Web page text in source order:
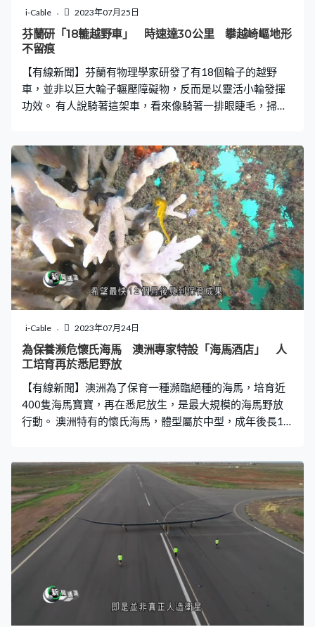
團陰影是行星抑或只是碎石，但已經是至今最接近的證
據，估計到2026年就可以累積足夠數據，斷定它是否真正
的共軌行星。
i-Cable 2023年07月25日
芬蘭研「18轆越野車」 時速達30公里 攀越崎嶇地形
不留痕
【有線新聞】芬蘭有物理學家研發了有18個輪子的越野
車，並非以巨大輪子輾壓障礙物，反而是以靈活小輪發揮
功效。 有人說騎著這架車，看來像騎著一排眼睫毛，掃過
輪也有獨立的懸掛系統，以各自的電動摩打驅動，由控制
中樞協調所有輪，走起來像毛蟲般，但時速達30公里。超
長的懸掛軸可以應付各種起伏，甚至跨過攔路的樹幹，過
程中不用減速。 多輪設計不只令車身保持平穩，對輪下的
自然環境也有好處，因為18個輪子分擔重量，對地面的壓
力較小，不會留下粗暴的胎痕，對自然景觀的破壞減至最
低。 發明這架車的埃爾達爾為18輪式的懸掛設計申請專
利，並且成立初創公司，正製作第二代試驗型，希望今年
內推出市場。
i-Cable 2023年07月24日
為保養瀕危懷氏海馬 澳洲專家特設「海馬酒店」 人
工培育再於悉尼野放
【有線新聞】澳洲為了保育一種瀕臨絕種的海馬，培育近
400隻海馬寶寶，再在悉尼放生，是最大規模的海馬野放
行動。 澳洲特有的懷氏海馬，體型屬於中型，成年後長16
數量大跌7成，已經列為瀕危物種。 為了拯救「懷氏海
馬」，悉尼海洋科學研究所、悉尼科技大學及當地政府合
作，數年前啟動保育計劃。海馬一胎可以產下過百隻寶
寶，但是在自然界存活率只有1%，所以專家先以人工方式
培育海馬寶寶，將水溫控制在攝氏23度，並提供足夠食
物，令海馬寶寶的存活率提升至9成，然後才將牠們帶到海
底野放。 專家最近一次於悉尼海灣野放380隻懷氏海馬寶
寶，是全球至今最大規模的海馬野放行動，為了確保牠們
在海底有容身之所，專家特別以可降解金屬建造方便海綿
及軟珊瑚依附的支架，稱為「海馬酒店」，希望最快12個